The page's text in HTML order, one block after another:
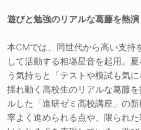
遊びと勉強のリアルな葛藤を熱演
本CMでは、同世代から高い支持
して活動する相塲星音を起用。
う気持ちと「テストや模試も気
揺れ動く高校生のリアルな葛藤
ルした「進研ゼミ高校講座」の
率よく進められる点や、限られ